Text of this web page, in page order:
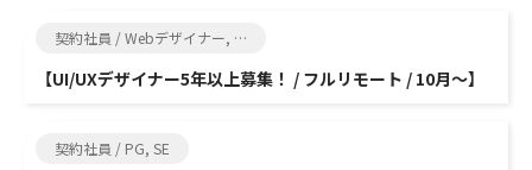
契約社員 / Webデザイナー, グラフィックデザイナー
【UI/UXデザイナー5年以上募集！ / フルリモート / 10月～】
契約社員 / PG, SE